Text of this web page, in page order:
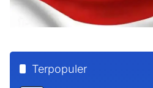
Terpopuler